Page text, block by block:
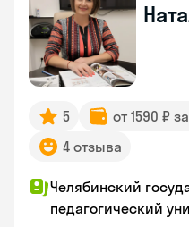
5 от 1590 ₽
4 отзыва
Челябинский
педагогический